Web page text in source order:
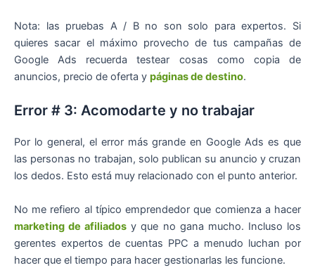
Nota: las pruebas A / B no son solo para expertos. Si
quieres sacar el máximo provecho de tus campañas de
Google Ads recuerda testear cosas como copia de
anuncios, precio de oferta y páginas de destino.
Error # 3: Acomodarte y no trabajar
Por lo general, el error más grande en Google Ads es que
las personas no trabajan, solo publican su anuncio y cruzan
los dedos. Esto está muy relacionado con el punto anterior.
No me refiero al típico emprendedor que comienza a hacer
marketing de afiliados y que no gana mucho. Incluso los
gerentes expertos de cuentas PPC a menudo luchan por
hacer que el tiempo para hacer gestionarlas les funcione.